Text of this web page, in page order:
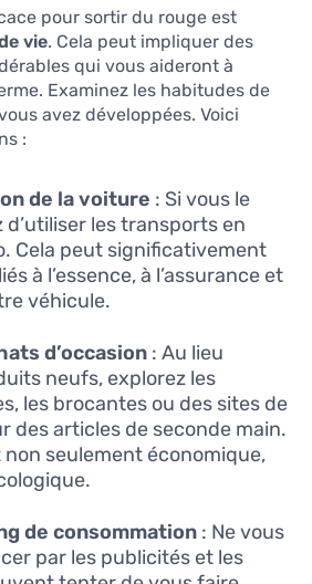
pour sortir du rouge est
vie. Cela peut impliquer des
qui vous aideront à
Examinez les habitudes de
avez développées. Voici
:
de la voiture : Si vous le
d’utiliser les transports en
Cela peut significativement
à l’essence, à l’assurance et
véhicule.
d’occasion : Au lieu
neufs, explorez les
les brocantes ou des sites de
des articles de seconde main.
seulement économique,
de consommation : Ne vous
par les publicités et les